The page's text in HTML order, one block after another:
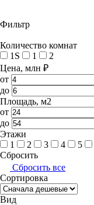
Фильтр
Количество комнат
1S
1
2
Цена, млн ₽
от
до
Площадь, м2
от
до
Этажи
1
2 3 4 5
Сбросить
Сбросить все
Сортировка
Вид